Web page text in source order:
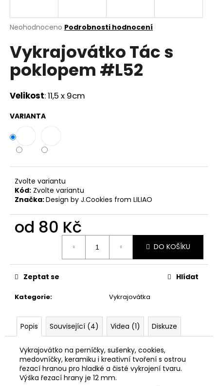
Průměrné
produktu
je
5
hvězdiček.
Neohodnoceno Podrobnosti hodnocení
Vykrajovátko Tác s
poklopem #L52
Velikost: 11,5 x 9cm
VARIANTA
Zvolte variantu
Kód: Zvolte variantu
Značka:Design by J.Cookies from LILIAO
od 80 Kč
DO KOŠÍKU
Kategorie: Vykrajovátka
Zeptat se Hlídat
Popis Související (4) Videa (1) Diskuze
Vykrajovátko na perníčky, sušenky, cookies,
medovníčky, keramiku i kreativní tvoření s ostrou
řezací hranou pro hladké a čisté vykrojení tvaru.
Výška řezací hrany je 12 mm.
j
t
?
D
o
p
o
č
u
m
e
VYKRAJOVÁTKA
VÁNOČNÍ
#1297
38
Kč